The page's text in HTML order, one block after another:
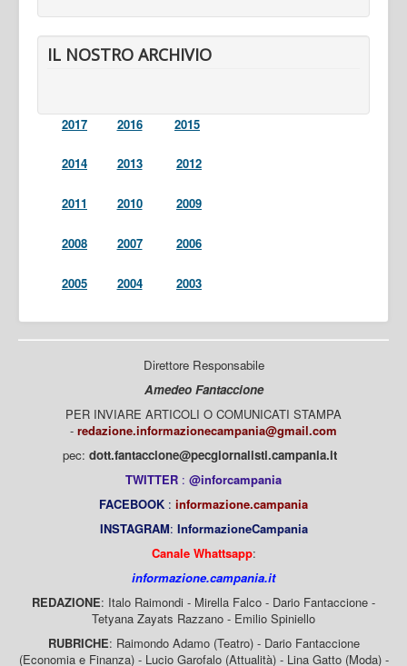
IL NOSTRO ARCHIVIO
2017 2016 2015
2014 2013 2012
2011 2010 2009
2008 2007 2006
2005 2004 2003
Direttore Responsabile
Amedeo Fantaccione
PER INVIARE ARTICOLI O COMUNICATI STAMPA
- redazione.informazionecampania@gmail.com
pec: dott.fantaccione@pecgiornalisti.campania.it
TWITTER : @inforcampania
FACEBOOK : informazione.campania
INSTAGRAM: InformazioneCampania
Canale Whattsapp:
informazione.campania.it
REDAZIONE: Italo Raimondi - Mirella Falco - Dario Fantaccione -
Tetyana Zayats Razzano - Emilio Spiniello
RUBRICHE: Raimondo Adamo (Teatro) - Dario Fantaccione
(Economia e Finanza) - Lucio Garofalo (Attualità) - Lina Gatto (Moda) -